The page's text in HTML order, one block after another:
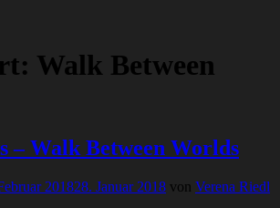
Walk Between
– Walk Between Worlds
201828. Januar 2018 von Verena Riedl